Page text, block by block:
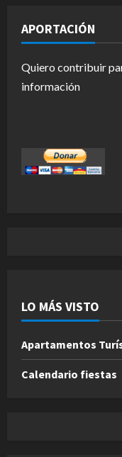
APORTACIÓN
Quiero contribuir
información
LO MÁS VISTO
Apartamentos
Calendario fiestas